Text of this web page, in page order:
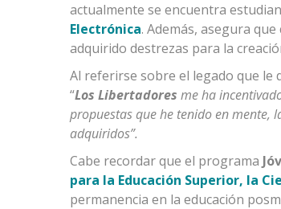
actualmente se encuentra
Electrónica. Además, asegura
adquirido destrezas para la
Al referirse sobre el legado que
“Los Libertadores me ha
propuestas que he tenido en mente,
adquiridos”.
Cabe recordar que el programa
para la Educación Superior, la
permanencia en la educación